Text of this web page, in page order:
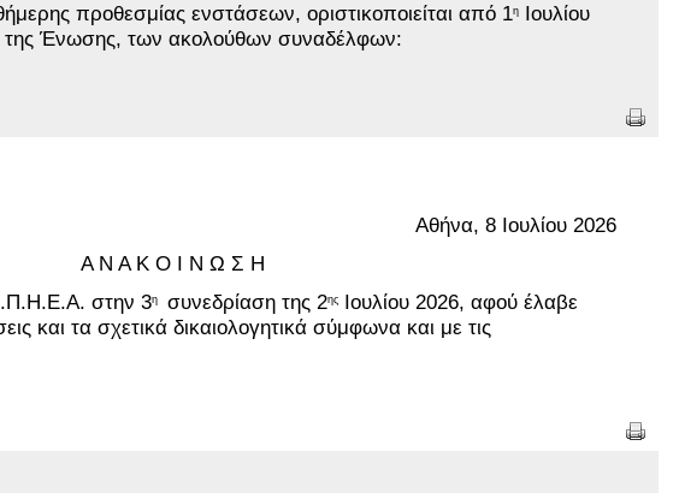
προθεσμίας ενστάσεων, οριστικοποιείται από 1η Ιουλίου
Ένωσης, των ακολούθων συναδέλφων:
Αθήνα, 8 Ιουλίου 2026
Α Ν Α Κ Ο Ι Ν Ω Σ Η
στην 3η συνεδρίαση της 2ης Ιουλίου 2026, αφού έλαβε
και τα σχετικά δικαιολογητικά σύμφωνα και με τις